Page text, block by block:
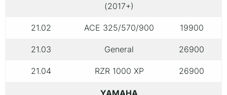
(2017+)
21.02 ACE 325/570/900 19900
21.03 General 26900
21.04 RZR 1000 XP 26900
YAMAHA